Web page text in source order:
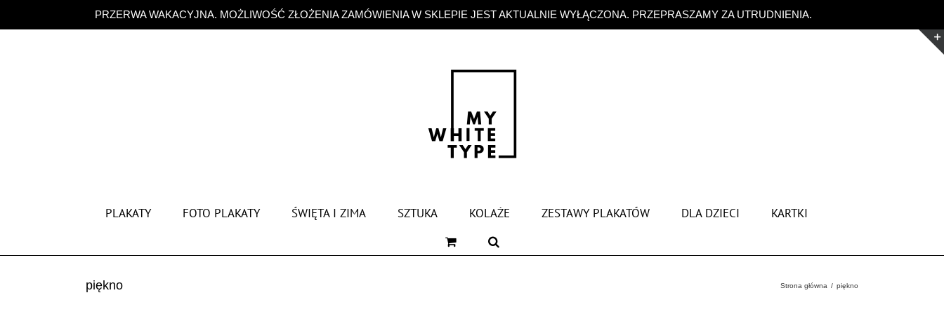
PRZERWA WAKACYJNA. MOŻLIWOŚĆ ZŁOŻENIA ZAMÓWIENIA W SKLEPIE JEST AKTUALNIE WYŁĄCZONA. PRZEPRASZAMY ZA UTRUDNIENIA.
zawartości
PLAKATY FOTO PLAKATY ŚWIĘTA I ZIMA SZTUKA KOLAŻE ZESTAWY PLAKATÓW DLA DZIECI KARTKI
piękno Strona główna piękno